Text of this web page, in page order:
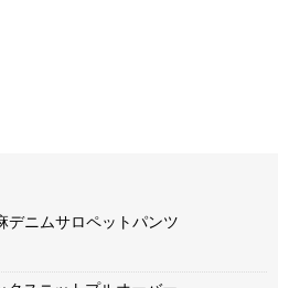
デニムサロペットパンツ